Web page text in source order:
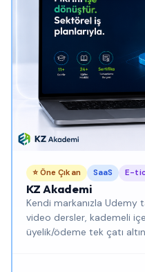
⭐ Öne Çıkan SaaS E-
KZ Akademi
Kendi markanızla Udemy
video dersler, kademeli
üyelik/ödeme tek çatı